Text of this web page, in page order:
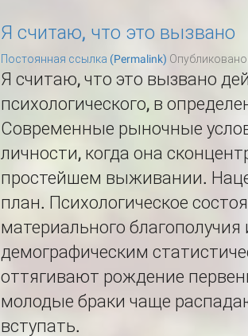
Я считаю, что это вызвано
Постоянная ссылка (Permalink) Опубликовано
Я считаю, что это вызвано
психологического, в
Современные рыночные
личности, когда она
простейшем выживании.
план. Психологическое
материального
демографическим
оттягивают рождение
молодые браки чаще
вступать.